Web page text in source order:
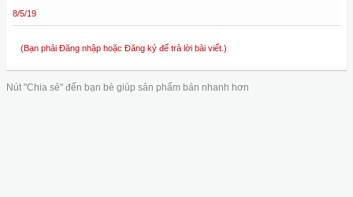
8/5/19
(Bạn phải Đăng nhập hoặc Đăng ký để trả lời bài viết.)
Nút "Chia sẻ" đến bạn bè giúp sản phẩm bán nhanh hơn